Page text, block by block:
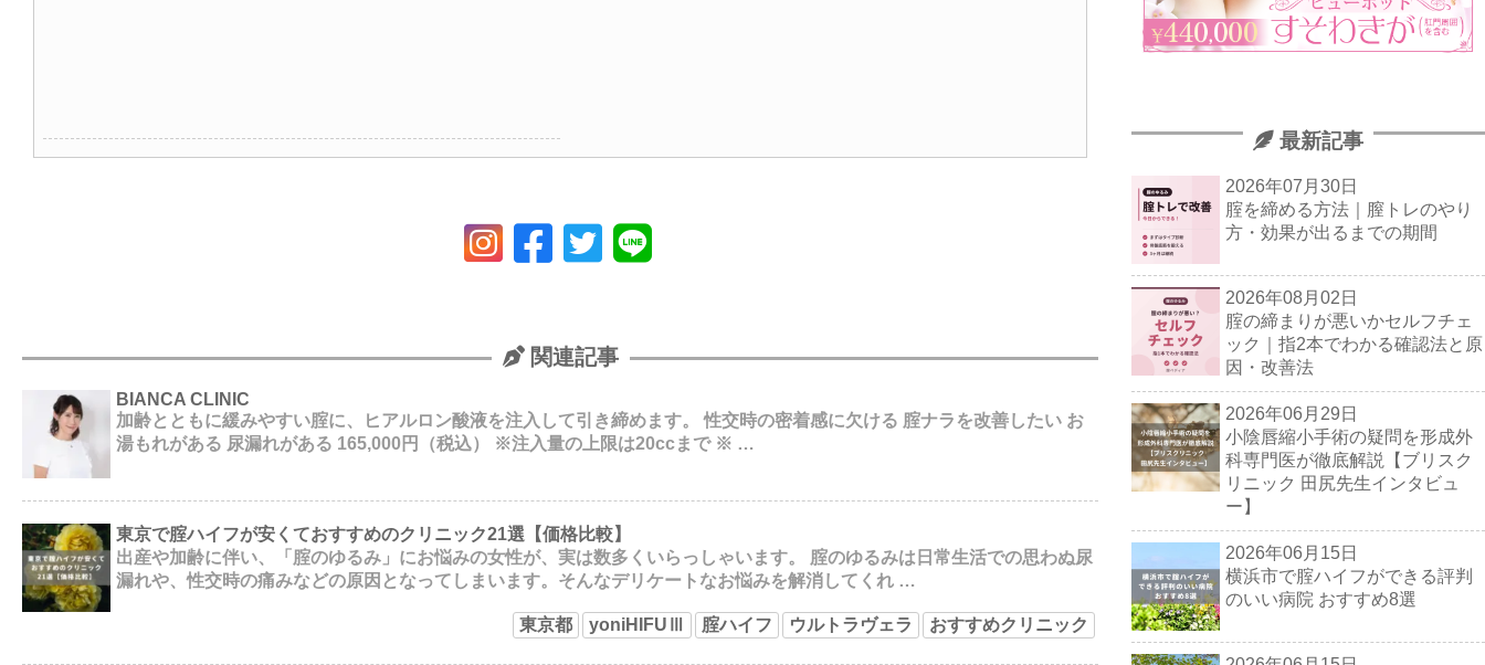
関連記事
BIANCA CLINIC
加齢とともに緩みやすい腟に、ヒアルロン酸液を注入して引き締めます。 性交時の密着感に欠ける 腟ナラを改善したい お
湯もれがある 尿漏れがある 165,000円（税込） ※注入量の上限は20ccまで ※ …
東京で腟ハイフが安くておすすめのクリニック21選【価格比較】
出産や加齢に伴い、「腟のゆるみ」にお悩みの女性が、実は数多くいらっしゃいます。 腟のゆるみは日常生活での思わぬ尿
漏れや、性交時の痛みなどの原因となってしまいます。そんなデリケートなお悩みを解消してくれ …
東京都 yoniHIFUⅢ 腟ハイフ ウルトラヴェラ おすすめクリニック
最新記事
2026年07月30日
腟を締める方法｜膣トレのやり
方・効果が出るまでの期間
2026年08月02日
腟の締まりが悪いかセルフチェ
ック｜指2本でわかる確認法と原
因・改善法
2026年06月29日
小陰唇縮小手術の疑問を形成外
科専門医が徹底解説【ブリスク
リニック 田尻先生インタビュ
ー】
2026年06月15日
横浜市で腟ハイフができる評判
のいい病院 おすすめ8選